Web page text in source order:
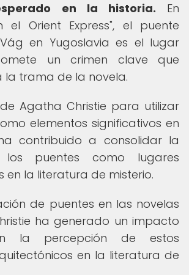
en la historia. En
el Orient Express", el puente
en Yugoslavia es el lugar
un crimen clave que
la trama de la novela.
Agatha Christie para utilizar
elementos significativos en
contribuido a consolidar la
puentes como lugares
en la literatura de misterio.
de puentes en las novelas
ha generado un impacto
la percepción de estos
en la literatura de